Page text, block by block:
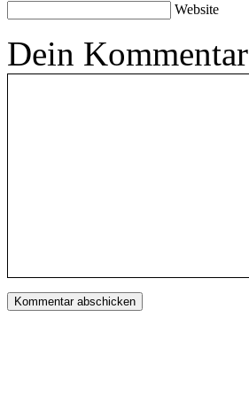
Website
Dein Kommentar